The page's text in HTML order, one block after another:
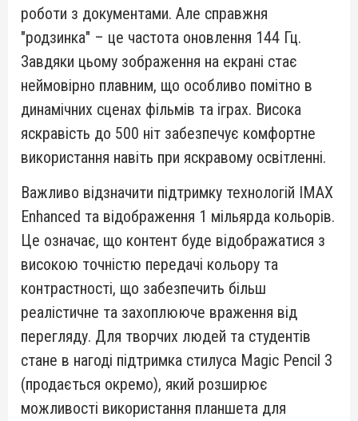
роботи з документами. Але справжня
"родзинка" – це частота оновлення 144 Гц.
Завдяки цьому зображення на екрані стає
неймовірно плавним, що особливо помітно в
динамічних сценах фільмів та іграх. Висока
яскравість до 500 ніт забезпечує комфортне
використання навіть при яскравому освітленні.
Важливо відзначити підтримку технологій IMAX
Enhanced та відображення 1 мільярда кольорів.
Це означає, що контент буде відображатися з
високою точністю передачі кольору та
контрастності, що забезпечить більш
реалістичне та захоплююче враження від
перегляду. Для творчих людей та студентів
стане в нагоді підтримка стилуса Magic Pencil 3
(продається окремо), який розширює
можливості використання планшета для